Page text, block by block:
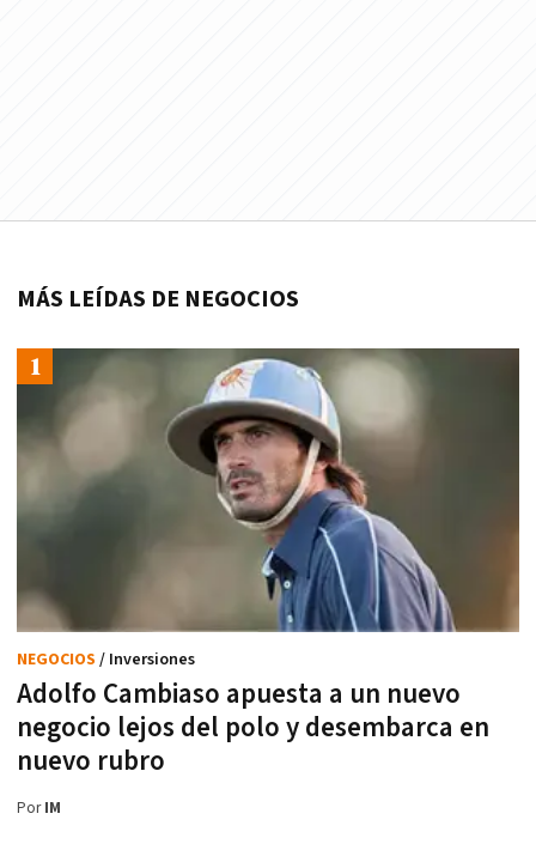
MÁS LEÍDAS DE NEGOCIOS
Adolfo Cambiaso apuesta a un nuevo
negocio lejos del polo y desembarca en
nuevo rubro
NEGOCIOS / Inversiones
PorIM